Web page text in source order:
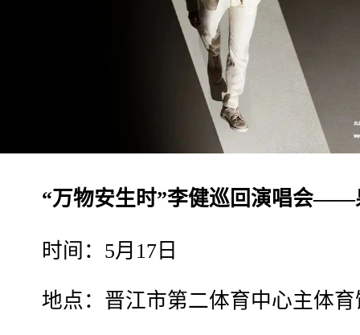
“万物安生时”李健巡回演唱会——
时间：5⽉17日
地点：晋江市第⼆体育中⼼主体育